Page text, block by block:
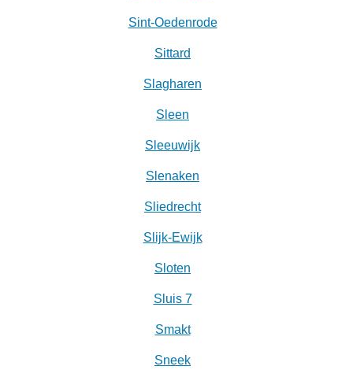
Sint-Oedenrode
Sittard
Slagharen
Sleen
Sleeuwijk
Slenaken
Sliedrecht
Slijk-Ewijk
Sloten
Sluis 7
Smakt
Sneek‎